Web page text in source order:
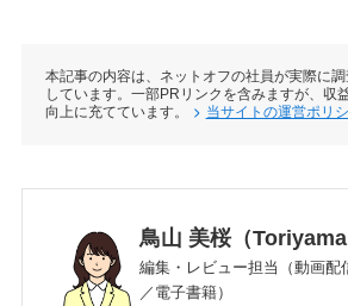
本記事の内容は、ネットオフの社員が実際に
しています。一部PRリンクを含みますが、収
向上に充てています。
当サイトの運営ポリ
鳥山 美桜（Toriyama
編集・レビュー担当（動画配
／電子書籍）